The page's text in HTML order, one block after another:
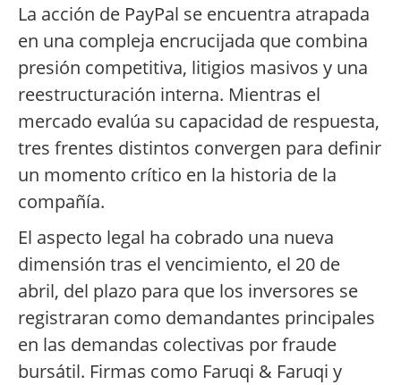
La acción de PayPal se encuentra atrapada
en una compleja encrucijada que combina
presión competitiva, litigios masivos y una
reestructuración interna. Mientras el
mercado evalúa su capacidad de respuesta,
tres frentes distintos convergen para definir
un momento crítico en la historia de la
compañía.
El aspecto legal ha cobrado una nueva
dimensión tras el vencimiento, el 20 de
abril, del plazo para que los inversores se
registraran como demandantes principales
en las demandas colectivas por fraude
bursátil. Firmas como Faruqi & Faruqi y